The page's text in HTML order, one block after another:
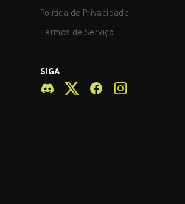
Política de Privacidade
Termos de Serviço
SIGA